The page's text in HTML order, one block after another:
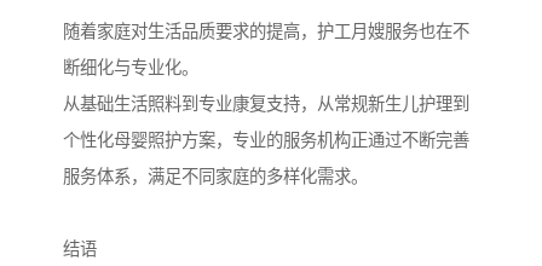
随着家庭对生活品质要求的提高，护工月嫂服务也在不
断细化与专业化。
从基础生活照料到专业康复支持，从常规新生儿护理到
个性化母婴照护方案，专业的服务机构正通过不断完善
服务体系，满足不同家庭的多样化需求。
结语